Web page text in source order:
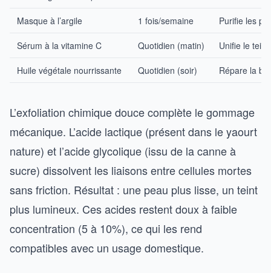
Masque à l’argile 1 fois/semaine Purifie les
Sérum à la vitamine C Quotidien (matin) Unifie le
Huile végétale nourrissante Quotidien (soir) Répare la
L’exfoliation chimique douce complète le gommage
mécanique. L’acide lactique (présent dans le yaourt
nature) et l’acide glycolique (issu de la canne à
sucre) dissolvent les liaisons entre cellules mortes
sans friction. Résultat : une peau plus lisse, un teint
plus lumineux. Ces acides restent doux à faible
concentration (5 à 10%), ce qui les rend
compatibles avec un usage domestique.